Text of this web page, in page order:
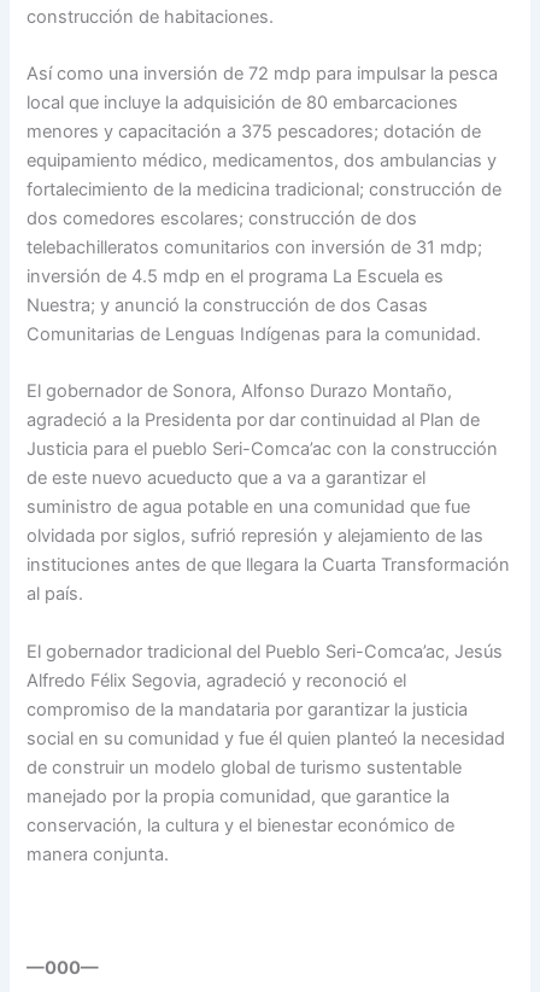
construcción de habitaciones.
Así como una inversión de 72 mdp para impulsar la pesca
local que incluye la adquisición de 80 embarcaciones
menores y capacitación a 375 pescadores; dotación de
equipamiento médico, medicamentos, dos ambulancias y
fortalecimiento de la medicina tradicional; construcción de
dos comedores escolares; construcción de dos
telebachilleratos comunitarios con inversión de 31 mdp;
inversión de 4.5 mdp en el programa La Escuela es
Nuestra; y anunció la construcción de dos Casas
Comunitarias de Lenguas Indígenas para la comunidad.
El gobernador de Sonora, Alfonso Durazo Montaño,
agradeció a la Presidenta por dar continuidad al Plan de
Justicia para el pueblo Seri-Comca’ac con la construcción
de este nuevo acueducto que a va a garantizar el
suministro de agua potable en una comunidad que fue
olvidada por siglos, sufrió represión y alejamiento de las
instituciones antes de que llegara la Cuarta Transformación
al país.
El gobernador tradicional del Pueblo Seri-Comca’ac, Jesús
Alfredo Félix Segovia, agradeció y reconoció el
compromiso de la mandataria por garantizar la justicia
social en su comunidad y fue él quien planteó la necesidad
de construir un modelo global de turismo sustentable
manejado por la propia comunidad, que garantice la
conservación, la cultura y el bienestar económico de
manera conjunta.
—000—